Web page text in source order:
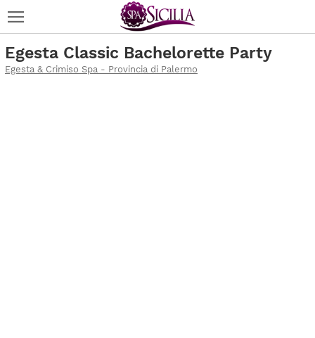
Egesta Classic Bachelorette Party
Egesta & Crimiso Spa - Provincia di Palermo